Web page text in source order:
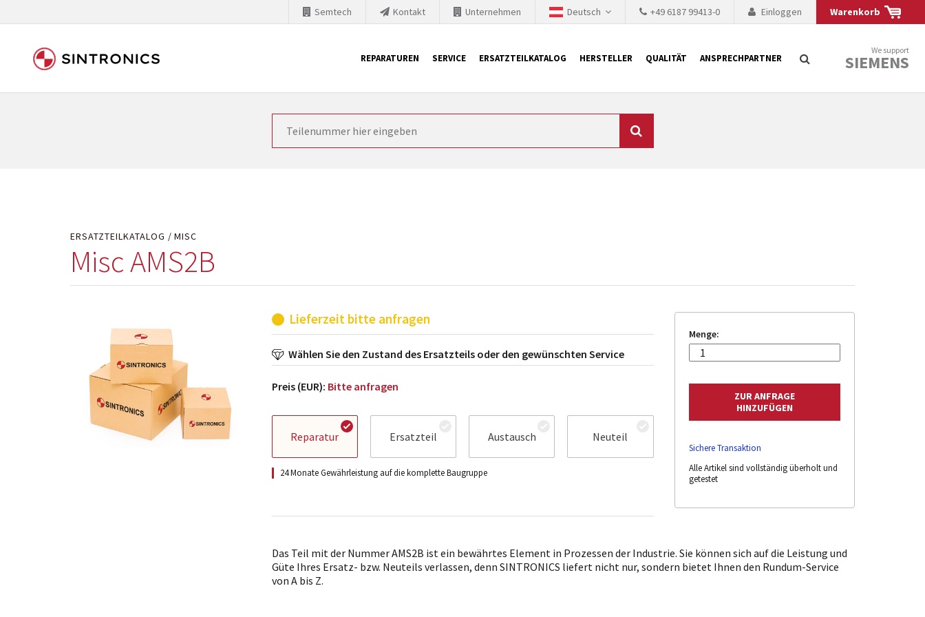
Warenkorb
Einloggen
+49 6187 99413-0
Deutsch
Unternehmen
Kontakt
Semtech
REPARATUREN SERVICE ERSATZTEILKATALOG HERSTELLER QUALITÄT ANSPRECHPARTNER
We support
SIEMENS
Unsere Zusammenarbeit mit Siemens
ERSATZTEILKATALOG MISC
Misc AMS2B
Lieferzeit bitte anfragen
Wählen Sie den Zustand des Ersatzteils oder den gewünschten Service
Preis (EUR): Bitte anfragen
Reparatur Ersatzteil Austausch Neuteil
24 Monate Gewährleistung auf die komplette Baugruppe
Menge:
Sichere Transaktion
Alle Artikel sind vollständig überholt und
getestet
Das Teil mit der Nummer AMS2B ist ein bewährtes Element in Prozessen der Industrie. Sie können sich auf die Leistung und
Güte Ihres Ersatz- bzw. Neuteils verlassen, denn SINTRONICS liefert nicht nur, sondern bietet Ihnen den Rundum-Service
von A bis Z.